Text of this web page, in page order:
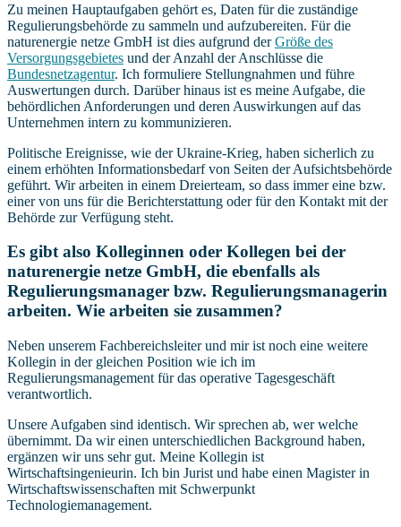
Zu meinen Hauptaufgaben gehört es, Daten für die zuständige
Regulierungsbehörde zu sammeln und aufzubereiten. Für die
naturenergie netze GmbH ist dies aufgrund derGröße des
Versorgungsgebietes und der Anzahl der Anschlüsse die
Bundesnetzagentur. Ich formuliere Stellungnahmen und führe
Auswertungen durch. Darüber hinaus ist es meine Aufgabe, die
behördlichen Anforderungen und deren Auswirkungen auf das
Unternehmen intern zu kommunizieren.
Politische Ereignisse, wie der Ukraine-Krieg, haben sicherlich zu
einem erhöhten Informationsbedarf von Seiten der Aufsichtsbehörde
geführt. Wir arbeiten in einem Dreierteam, so dass immer eine bzw.
einer von uns für die Berichterstattung oder für den Kontakt mit der
Behörde zur Verfügung steht.
Es gibt also Kolleginnen oder Kollegen bei der
naturenergie netze GmbH, die ebenfalls als
Regulierungsmanager bzw. Regulierungsmanagerin
arbeiten. Wie arbeiten sie zusammen?
Neben unserem Fachbereichsleiter und mir ist noch eine weitere
Kollegin in der gleichen Position wie ich im
Regulierungsmanagement für das operative Tagesgeschäft
verantwortlich.
Unsere Aufgaben sind identisch. Wir sprechen ab, wer welche
übernimmt. Da wir einen unterschiedlichen Background haben,
ergänzen wir uns sehr gut. Meine Kollegin ist
Wirtschaftsingenieurin. Ich bin Jurist und habe einen Magister in
Wirtschaftswissenschaften mit Schwerpunkt
Technologiemanagement.